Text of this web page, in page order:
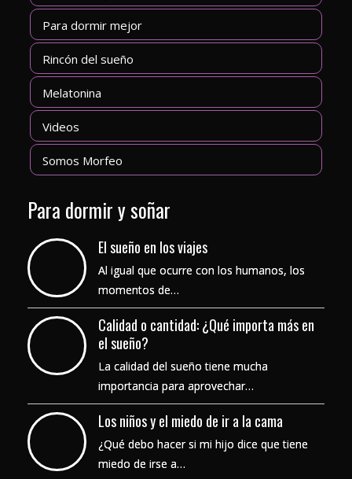
Para dormir mejor
Rincón del sueño
Melatonina
Videos
Somos Morfeo
Para dormir y soñar
El sueño en los viajes
Al igual que ocurre con los humanos, los
momentos de…
Calidad o cantidad: ¿Qué importa más en
el sueño?
La calidad del sueño tiene mucha
importancia para aprovechar…
Los niños y el miedo de ir a la cama
¿Qué debo hacer si mi hijo dice que tiene
miedo de irse a…